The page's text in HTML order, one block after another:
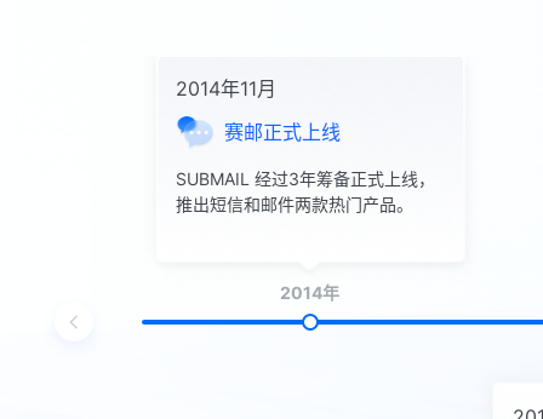
2014年
2014年11月
赛邮正式上线
SUBMAIL 经过3年筹备正式上线，
推出短信和邮件两款热门产品。